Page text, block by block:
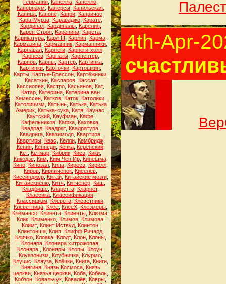
Германия Капелла Капелло
Капернаум
Каперсы Капильская
Капица, Капоне, Капри, Капричос
Кара-Мурза, Караваджо, Карате,
Кардинал, Кардиналы, Карелия,
Карен Строн Каренина Карета
Карикатура, Карл III Карлин, Карма,
Кармазина Карманник Карманники
Карнавал, Карнеги, Карнеги-холл,
Карнеев, Карпаты, Карпентер,
Карпов Карпы Картер Картинка
Картинки Карточки Картошкин
Карты, Картье-Брессон, Картёжники,
Касаткин, Каспаров, Кассат,
Кассиопея Кастро Касьянов Кат,
Катар Катерина Катерина ван
Хемессен Катков Каток Католики
Католицизм
Катынь, Катька, Катька
Америк, Катька-сука, Катя, Каунас
Каутский, Кауфман, Кафе,
Кафельников Кафка Каховка
Квадрад Квадрат, Квадратура
Квадрига, Квазимодо, Квартира,
Квартиры, Квас Келли, Кембридж,
Кения, Кеннеди, Кепка, Керенский,
Кет, Кетмар Кибрик Киев Кики
Кикодзе, Ким Ким Чен Ир, Кинешма,
Кино Кинозал Кипа Киреев Кирилл
Киров Кирпичёнок Киселёв
Киссинджер, Китай, Китайские мозги,
Китайскиеню Китч Китченер Киш
Кладбище Кларетта Кларнет,
Классика Классификация
Классицизм
Клевета, Клеветники,
Клеветница Клее КлееХ Клезмеры
Клемансо Клиента Клиенты Клизма
Клик, Клименко, Климов, Климова,
Климт, Клинт Иствуд, Клинтон,
Клинтонша, Клип, Клифф Ричард,
Кличко, Клоака, Клодт, Клон, Клоны,
Клоняра Клоняра хитрожопая
Клоняра.
Клоняры Клопы Клоун
Клуазонизм
Клубничка Клурмо
Клуцис
Кляуза, Клёцки, Книга, Книги,
Княгиня, Князь Космоса, Князь
церкви, Князья церкви, Коба, Кобель,
Кобзон Ковальчук Ковалёв Ковры
4th-Apr-